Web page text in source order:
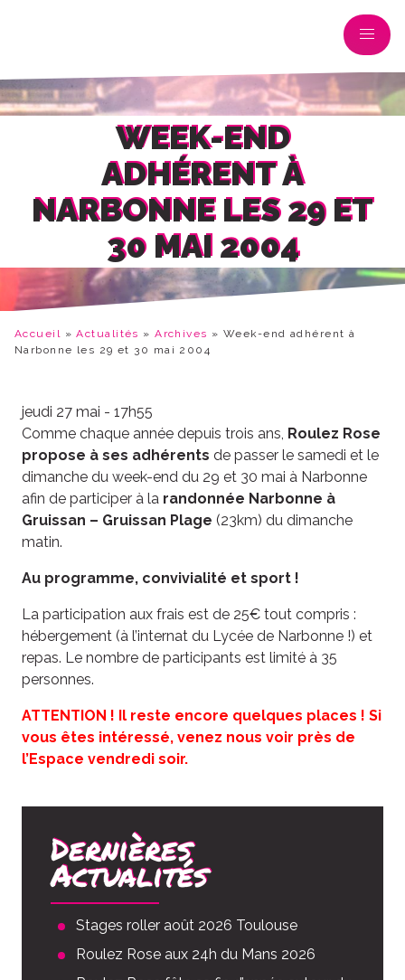
WEEK-END
ADHÉRENT À
NARBONNE LES 29 ET
30 MAI 2004
Accueil »Actualités »Archives »Week-end adhérent à
Narbonne les 29 et 30 mai 2004
jeudi 27 mai - 17h55
Comme chaque année depuis trois ans, Roulez Rose
propose à ses adhérents de passer le samedi et le
dimanche du week-end du 29 et 30 mai à Narbonne
afin de participer à la randonnée Narbonne à
Gruissan – Gruissan Plage (23km) du dimanche
matin.
Au programme, convivialité et sport !
La participation aux frais est de 25€ tout compris :
hébergement (à l’internat du Lycée de Narbonne !) et
repas. Le nombre de participants est limité à 35
personnes.
ATTENTION ! Il reste encore quelques places ! Si
vous êtes intéressé, venez nous voir près de
l’Espace vendredi soir.
Dernières
Actualités
Stages roller août 2026 Toulouse
Roulez Rose aux 24h du Mans 2026